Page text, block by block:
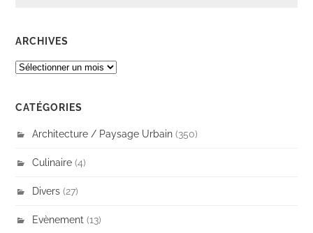
ARCHIVES
ARCHIVES
CATÉGORIES
Architecture / Paysage Urbain (350)
Culinaire (4)
Divers (27)
Evènement (13)